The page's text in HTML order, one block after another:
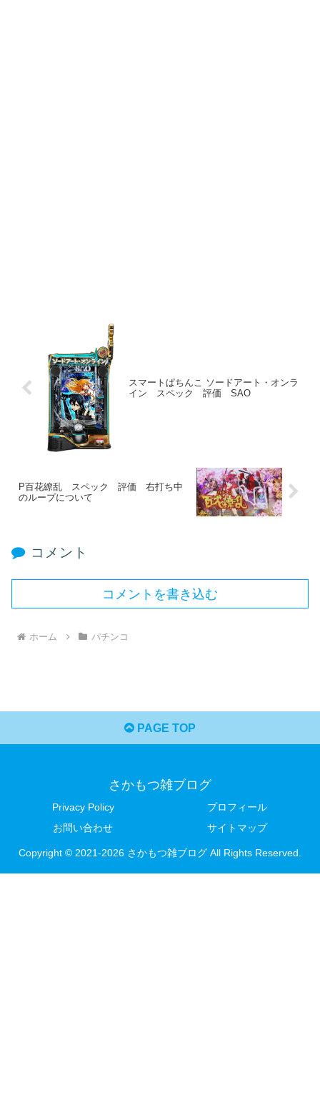
スマートぱちんこ ソードアート・オンラ
イン スペック 評価 SAO
P百花繚乱 スペック 評価 右打ち中
のループについて
コメント
コメントを書き込む
ホーム パチンコ
PAGE TOP
さかもつ雑ブログ
Privacy Policy
プロフィール
お問い合わせ
サイトマップ
Copyright © 2021-2026 さかもつ雑ブログ All Rights Reserved.